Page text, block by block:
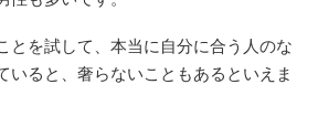
とを試して、本当に自分に合う人のな
いると、奢らないこともあるといえま